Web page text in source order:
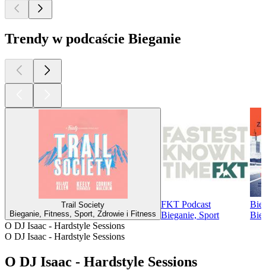
Trendy w podcaście Bieganie
Trail Society
Bieganie, Fitness, Sport, Zdrowie i Fitness
FKT Podcast
Bieganie, Sport
O DJ Isaac - Hardstyle Sessions
O DJ Isaac - Hardstyle Sessions
O DJ Isaac - Hardstyle Sessions